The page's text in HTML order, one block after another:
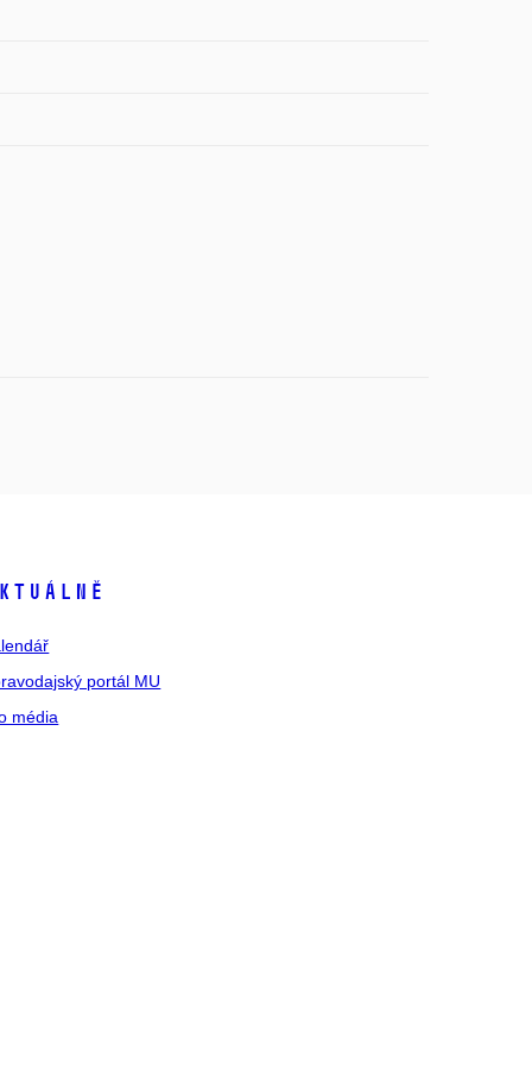
portál MU
média